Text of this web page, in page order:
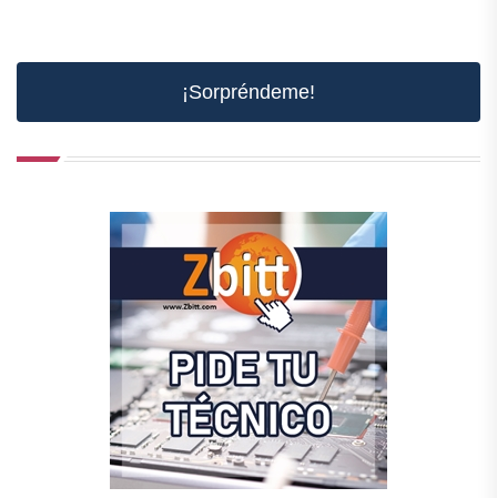
¡Sorpréndeme!